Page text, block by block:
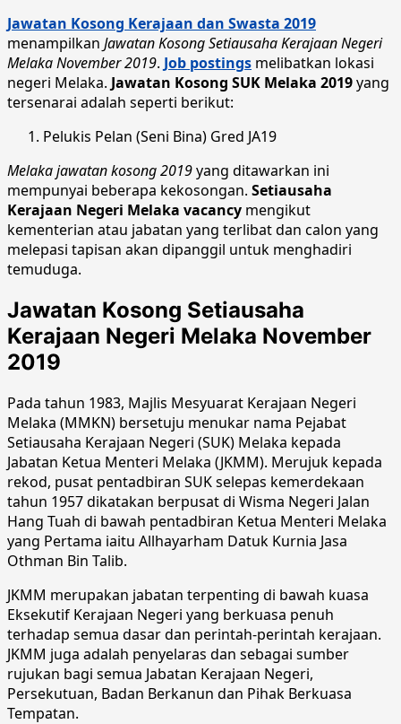
Jawatan Kosong Kerajaan dan Swasta 2019
menampilkan Jawatan Kosong Setiausaha Kerajaan Negeri
Melaka November 2019. Job postings melibatkan lokasi
negeri Melaka. Jawatan Kosong SUK Melaka 2019yang
tersenarai adalah seperti berikut:
Pelukis Pelan (Seni Bina) Gred JA19
Melaka jawatan kosong 2019yang ditawarkan ini
mempunyai beberapa kekosongan. Setiausaha
Kerajaan Negeri Melaka vacancy mengikut
kementerian atau jabatan yang terlibat dan calon yang
melepasi tapisan akan dipanggil untuk menghadiri
temuduga.
Jawatan Kosong Setiausaha
Kerajaan Negeri Melaka November
2019
Pada tahun 1983, Majlis Mesyuarat Kerajaan Negeri
Melaka (MMKN) bersetuju menukar nama Pejabat
Setiausaha Kerajaan Negeri (SUK) Melaka kepada
Jabatan Ketua Menteri Melaka (JKMM). Merujuk kepada
rekod, pusat pentadbiran SUK selepas kemerdekaan
tahun 1957 dikatakan berpusat di Wisma Negeri Jalan
Hang Tuah di bawah pentadbiran Ketua Menteri Melaka
yang Pertama iaitu Allhayarham Datuk Kurnia Jasa
Othman Bin Talib.
JKMM merupakan jabatan terpenting di bawah kuasa
Eksekutif Kerajaan Negeri yang berkuasa penuh
terhadap semua dasar dan perintah-perintah kerajaan.
JKMM juga adalah penyelaras dan sebagai sumber
rujukan bagi semua Jabatan Kerajaan Negeri,
Persekutuan, Badan Berkanun dan Pihak Berkuasa
Tempatan.